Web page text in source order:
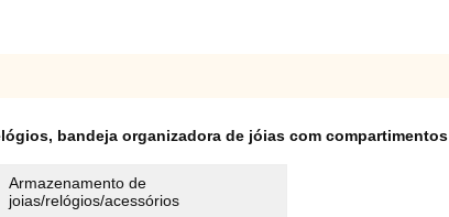
, bandeja organizadora de jóias com compartimentos
Armazenamento de
joias/relógios/acessórios